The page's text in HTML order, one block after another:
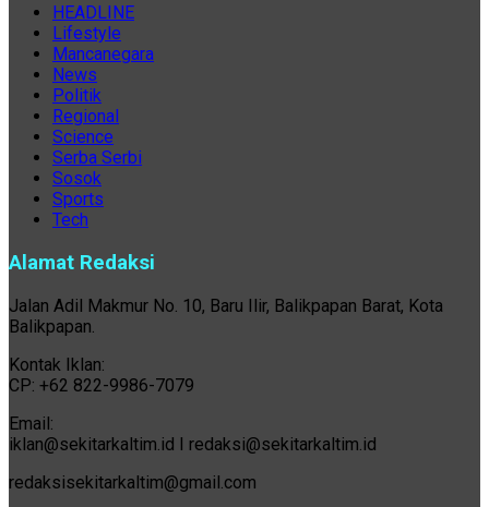
HEADLINE
Lifestyle
Mancanegara
News
Politik
Regional
Science
Serba Serbi
Sosok
Sports
Tech
Alamat Redaksi
Jalan Adil Makmur No. 10, Baru Ilir, Balikpapan Barat, Kota
Balikpapan.
Kontak Iklan:
CP: +62 822-9986-7079
Email:
iklan@sekitarkaltim.id I redaksi@sekitarkaltim.id
redaksisekitarkaltim@gmail.com